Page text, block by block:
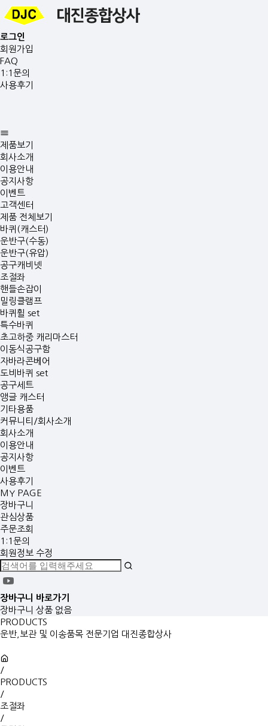
로그인
회원가입
FAQ
1:1문의
사용후기
제품보기
회사소개
이용안내
공지사항
이벤트
고객센터
제품 전체보기
바퀴(캐스터)
운반구(수동)
운반구(유압)
공구캐비넷
조절좌
핸들손잡이
밀링클램프
바퀴휠 set
특수바퀴
초고하중 캐리마스터
이동식공구함
자바라콘베어
도비바퀴 set
공구세트
앵글 캐스터
기타용품
커뮤니티/회사소개
회사소개
이용안내
공지사항
이벤트
사용후기
MY PAGE
장바구니
관심상품
주문조회
1:1문의
회원정보 수정
장바구니 바로가기
장바구니 상품 없음
PRODUCTS
운반,보관 및 이송품목 전문기업 대진종합상사
/
PRODUCTS
/
조절좌
/